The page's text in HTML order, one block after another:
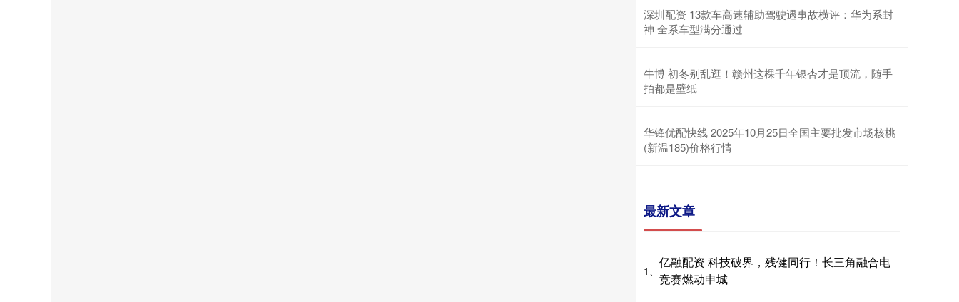
深圳配资 13款车高速辅助驾驶遇事故横评：华为系封
神 全系车型满分通过
牛博 初冬别乱逛！赣州这棵千年银杏才是顶流，随手
拍都是壁纸
华锋优配快线 2025年10月25日全国主要批发市场核桃
(新温185)价格行情
最新文章
1、
亿融配资 科技破界，残健同行！长三角融合电
竞赛燃动申城